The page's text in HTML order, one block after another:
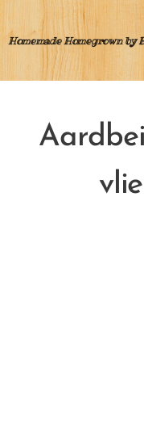
Homemade Homegrown by